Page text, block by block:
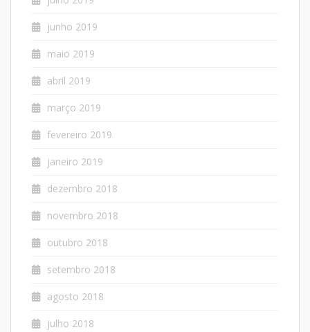
junho 2019
maio 2019
abril 2019
março 2019
fevereiro 2019
janeiro 2019
dezembro 2018
novembro 2018
outubro 2018
setembro 2018
agosto 2018
julho 2018